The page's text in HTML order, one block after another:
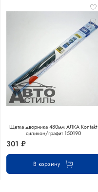
Щетка дворника 480мм АЛКА Kontakt
силикон/графит 150190
301 ₽
В корзину